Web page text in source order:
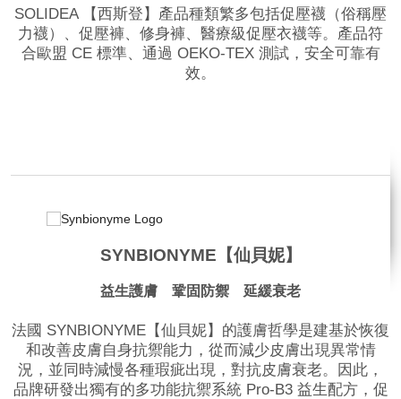
SOLIDEA 【西斯登】產品種類繁多包括促壓襪（俗稱壓
力襪）、促壓褲、修身褲、醫療級促壓衣襪等。產品符
合歐盟 CE 標準、通過 OEKO-TEX 測試，安全可靠有
效。
SYNBIONYME【仙貝妮】
益生護膚 鞏固防禦 延緩衰老
法國 SYNBIONYME【仙貝妮】的護膚哲學是建基於恢復
和改善皮膚自身抗禦能力，從而減少皮膚出現異常情
況，並同時減慢各種瑕疵出現，對抗皮膚衰老。因此，
品牌研發出獨有的多功能抗禦系統 Pro-B3 益生配方，促